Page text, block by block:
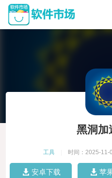
黑洞加
工具 时间：2025-11-
安卓下载 苹